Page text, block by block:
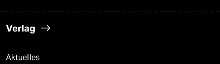
Verlag
Aktuelles